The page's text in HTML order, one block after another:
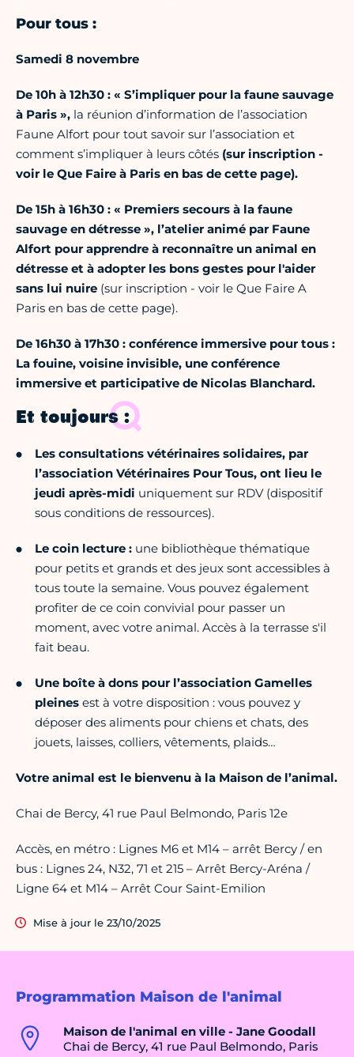
Programmation Maison de l'animal
Maison de l'animal en ville - Jane Goodall
Chai de Bercy, 41 rue Paul Belmondo, Paris
Pour tous :
Samedi 8 novembre
De 10h à 12h30 : « S’impliquer pour la faune sauvage
à Paris », la réunion d’information de l’association
Faune Alfort pour tout savoir sur l’association et
comment s’impliquer à leurs côtés (sur inscription -
voir le Que Faire à Paris en bas de cette page).
De 15h à 16h30 : « Premiers secours à la faune
sauvage en détresse », l’atelier animé par Faune
Alfort pour apprendre à reconnaître un animal en
détresse et à adopter les bons gestes pour l'aider
sans lui nuire (sur inscription - voir le Que Faire A
Paris en bas de cette page).
De 16h30 à 17h30 : conférence immersive pour tous :
La fouine, voisine invisible, une conférence
immersive et participative de Nicolas Blanchard.
Et toujours :
Les consultations vétérinaires solidaires, par
l’association Vétérinaires Pour Tous, ont lieu le
jeudi après-midi uniquement sur RDV (dispositif
sous conditions de ressources).
Le coin lecture : une bibliothèque thématique
pour petits et grands et des jeux sont accessibles à
tous toute la semaine. Vous pouvez également
profiter de ce coin convivial pour passer un
moment, avec votre animal. Accès à la terrasse s'il
fait beau.
Une boîte à dons pour l’association Gamelles
pleines est à votre disposition : vous pouvez y
déposer des aliments pour chiens et chats, des
jouets, laisses, colliers, vêtements, plaids…
Votre animal est le bienvenu à la Maison de l’animal.
Chai de Bercy, 41 rue Paul Belmondo, Paris 12e
Accès, en métro : Lignes M6 et M14 – arrêt Bercy / en
bus : Lignes 24, N32, 71 et 215 – Arrêt Bercy-Aréna /
Ligne 64 et M14 – Arrêt Cour Saint-Emilion
Mise à jour le 23/10/2025